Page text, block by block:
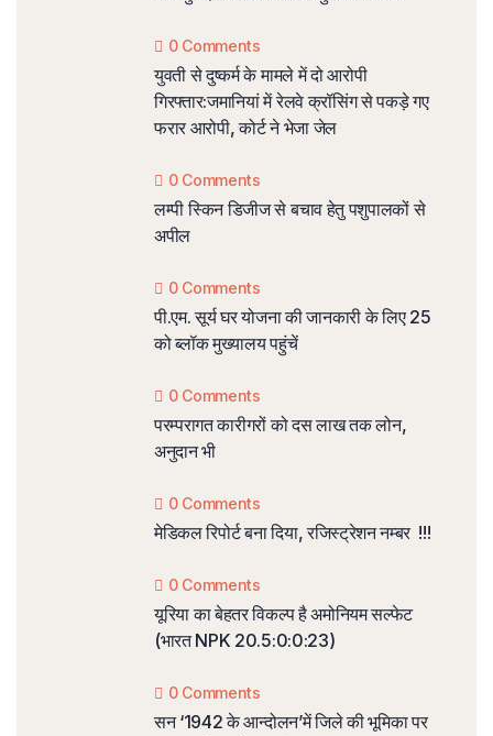
0 Comments
युवती से दुष्कर्म के मामले में दो आरोपी
गिरफ्तार:जमानियां में रेलवे क्रॉसिंग से पकड़े गए
फरार आरोपी, कोर्ट ने भेजा जेल
0 Comments
लम्पी स्किन डिजीज से बचाव हेतु पशुपालकों से
अपील
0 Comments
पी.एम. सूर्य घर योजना की जानकारी के लिए 25
को ब्लॉक मुख्यालय पहुंचें
0 Comments
परम्परागत कारीगरों को दस लाख तक लोन,
अनुदान भी
0 Comments
मेडिकल रिपोर्ट बना दिया, रजिस्ट्रेशन नम्बर !!!
0 Comments
यूरिया का बेहतर विकल्प है अमोनियम सल्फेट
(भारत NPK 20.5:0:0:23)
0 Comments
सन ‘1942 के आन्दोलन’में जिले की भूमिका पर